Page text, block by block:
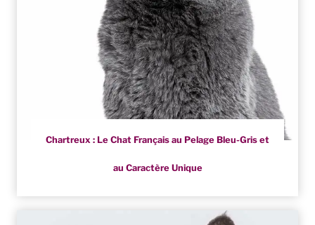
Chartreux : Le Chat Français au Pelage Bleu-Gris et
au Caractère Unique